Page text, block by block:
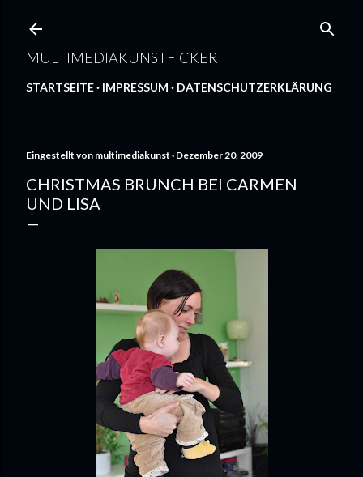
MULTIMEDIAKUNSTFICKER
STARTSEITE IMPRESSUM DATENSCHUTZERKLÄRUNG
Eingestellt von multimediakunst Dezember 20, 2009
CHRISTMAS BRUNCH BEI CARMEN
UND LISA